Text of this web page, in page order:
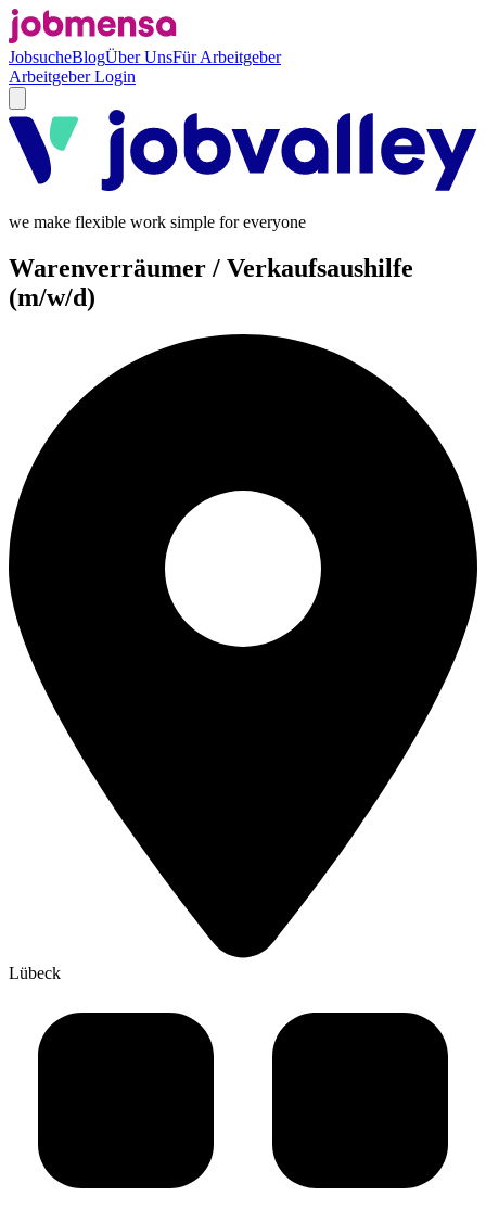
JobsucheBlogÜber UnsFür Arbeitgeber
Arbeitgeber Login
we make flexible work simple for everyone
Warenverräumer / Verkaufsaushilfe
(m/w/d)
Lübeck